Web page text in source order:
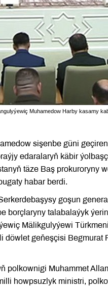
Muhamedow Harby kasamy
sişenbe güni
edaralaryň käbir
täze Baş prokuroryny
habar berdi.
goşun
borçlaryny talabalaýyk
Mälikgulyýewi
döwlet geňeşçisi Begmurat
polkownigi Muhammet
howpsuzlyk ministri,